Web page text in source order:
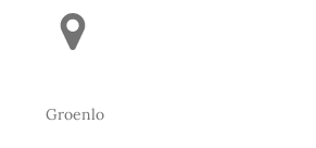
Groenlo